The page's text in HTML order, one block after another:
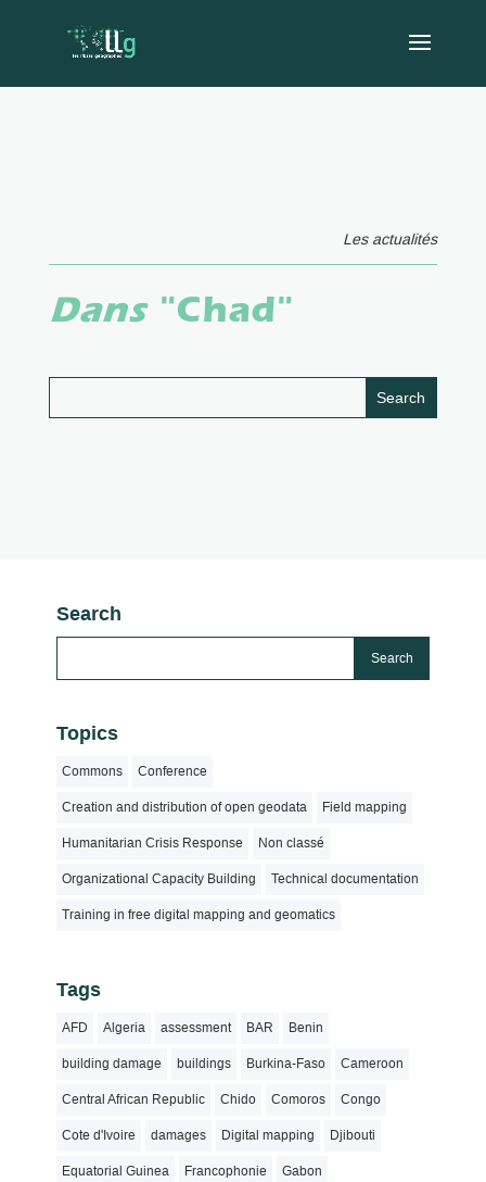
Les actualités
Dans"Chad"
Search
Topics
Commons Conference
Creation and distribution of open geodata Field mapping
Humanitarian Crisis Response Non classé
Organizational Capacity Building Technical documentation
Training in free digital mapping and geomatics
Tags
AFD Algeria assessment BAR Benin
building damage buildings Burkina-Faso Cameroon
Central African Republic Chido Comoros Congo
Cote d'Ivoire damages Digital mapping Djibouti
Equatorial Guinea Francophonie Gabon